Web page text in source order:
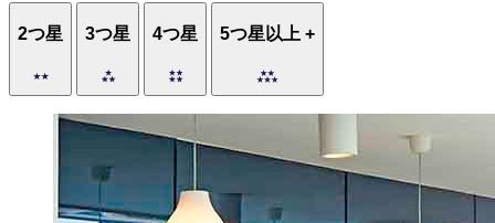
2つ星 3つ星 4つ星 5つ星以上 +